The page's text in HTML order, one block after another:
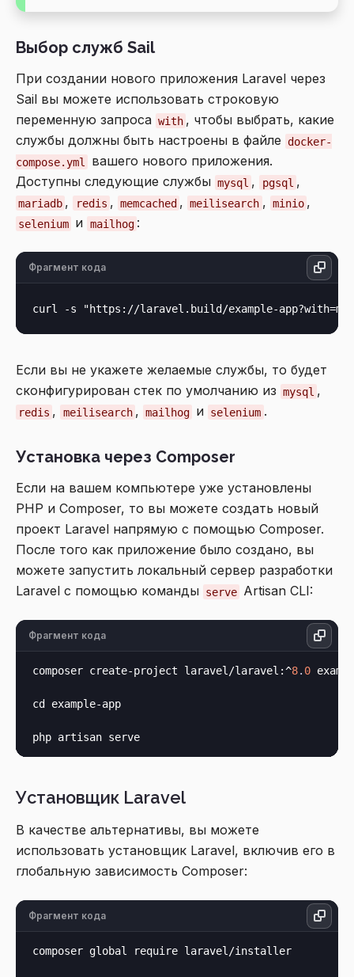
Выбор служб Sail
При создании нового приложения Laravel через
Sail вы можете использовать строковую
переменную запроса with , чтобы выбрать, какие
службы должны быть настроены в файле
docker-
compose.yml
вашего нового приложения.
Доступны следующие службы mysql , pgsql ,
mariadb , redis , memcached , meilisearch , minio ,
selenium и mailhog :
Фрагмент кода
Если вы не укажете желаемые службы, то будет
сконфигурирован стек по умолчанию из mysql ,
redis , meilisearch , mailhog и selenium .
Установка через Composer
Если на вашем компьютере уже установлены
PHP и Composer, то вы можете создать новый
проект Laravel напрямую с помощью Composer.
После того как приложение было создано, вы
можете запустить локальный сервер разработки
Laravel с помощью команды serve Artisan CLI:
Фрагмент кода
composer create-project laravel/laravel:^8. 0
cd example-app
Установщик Laravel
В качестве альтернативы, вы можете
использовать установщик Laravel, включив его в
глобальную зависимость Composer:
Фрагмент кода
composer global require laravel/installer